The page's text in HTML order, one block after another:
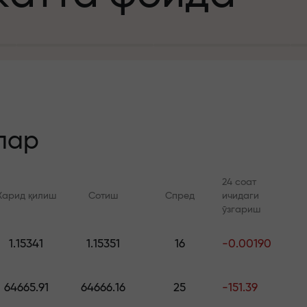
учун
жекпоти
қилиш Сотиш Спред
24 соат
ичидаги
ўзгариш
1.15341 1.15351 16 -0.00190
64665.91 64666.16 25 -151.39
Онлайн курслар
курслар ва вебинарлар
FX.CO билан